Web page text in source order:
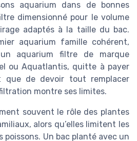
aquarium dans de bonnes
dimensionné pour le volume
adaptés à la taille du bac.
aquarium famille cohérent,
aquarium filtre de marque
ou Aquatlantis, quitte à payer
que de devoir tout remplacer
montre ses limites.
souvent le rôle des plantes
alors qu’elles limitent les
poissons. Un bac planté avec un